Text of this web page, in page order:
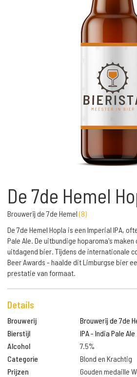
De 7de Hemel
Brouwerij de 7de Hemel(8)
De 7de Hemel Hopla is een Imperial IPA,
Pale Ale. De uitbundige hoparoma's
uitdagend bier. Tijdens de internationale
Beer Awards - haalde dit Limburgse bier
prestatie van formaat.
Details
Brouwerij
Brouwerij de 7de
Bierstijl
IPA - India Pale Ale
Alcohol
7.5%
Categorie
Blond en Krachtig
Prijzen
Gouden medaille